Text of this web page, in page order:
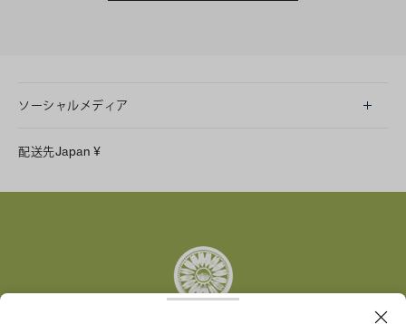
ソーシャルメディア
Facebook
配送先Japan ¥